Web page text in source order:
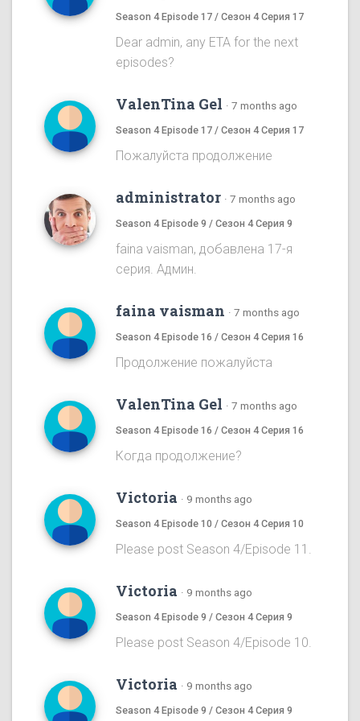
Season 4 Episode 17 / Сезон 4 Серия 17
Dear admin, any ETA for the next
episodes?
ValenTina Gel · 7 months ago
Season 4 Episode 17 / Сезон 4 Серия 17
Пожалуйста продолжение
administrator · 7 months ago
Season 4 Episode 9 / Сезон 4 Серия 9
faina vaisman, добавлена 17-я
серия. Админ.
faina vaisman · 7 months ago
Season 4 Episode 16 / Сезон 4 Серия 16
Продолжение пожалуйста
ValenTina Gel · 7 months ago
Season 4 Episode 16 / Сезон 4 Серия 16
Когда продолжение?
Victoria · 9 months ago
Season 4 Episode 10 / Сезон 4 Серия 10
Please post Season 4/Episode 11.
Victoria · 9 months ago
Season 4 Episode 9 / Сезон 4 Серия 9
Please post Season 4/Episode 10.
Victoria · 9 months ago
Season 4 Episode 9 / Сезон 4 Серия 9